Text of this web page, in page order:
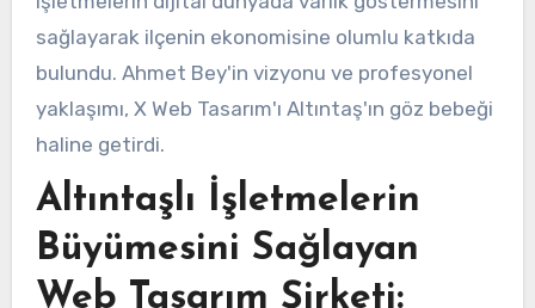
sağlayarak ilçenin ekonomisine olumlu katkıda
bulundu. Ahmet Bey'in vizyonu ve profesyonel
yaklaşımı, X Web Tasarım'ı Altıntaş'ın göz bebeği
haline getirdi.
Altıntaşlı İşletmelerin
Büyümesini Sağlayan
Web Tasarım Şirketi: